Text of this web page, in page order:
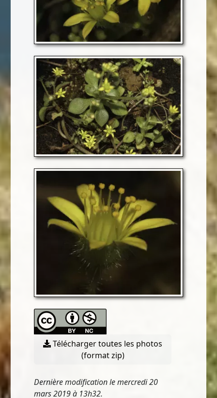
Télécharger toutes les photos
(format zip)
Dernière modification le mercredi 20
mars 2019 à 13h32.